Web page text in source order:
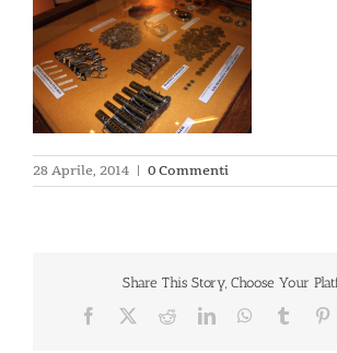
28 Aprile, 2014 | 0 Commenti
Share This Story, Choose Your
Facebook RedditLinkedInWhatsApp
Tumblr